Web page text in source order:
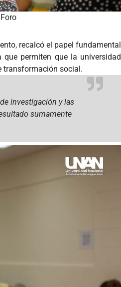
recalcó el papel fundamental
permiten que la universidad
transformación social.
investigación y las
sumamente